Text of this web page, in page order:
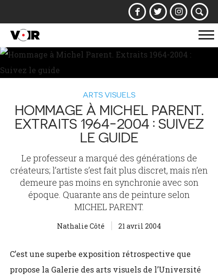
la
ARTS VISUELS
HOMMAGE À MICHEL PARENT.
EXTRAITS 1964-2004 : SUIVEZ
LE GUIDE
Le professeur a marqué des générations de
créateurs; l’artiste s’est fait plus discret, mais n’en
demeure pas moins en synchronie avec son
époque. Quarante ans de peinture selon
MICHEL PARENT.
Nathalie Côté 21 avril 2004
C’est une superbe exposition rétrospective que
propose la Galerie des arts visuels de l’Université